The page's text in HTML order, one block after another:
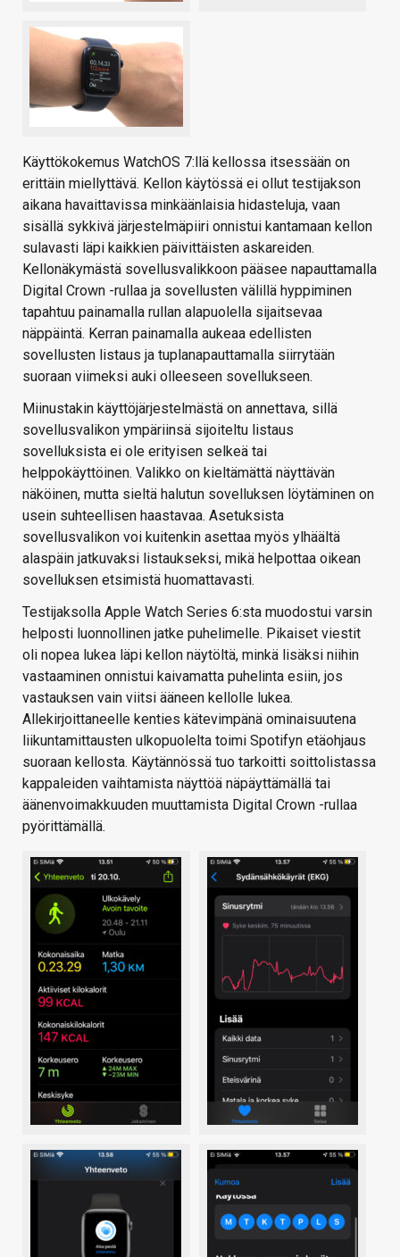
Käyttökokemus WatchOS 7:llä kellossa itsessään on
erittäin miellyttävä. Kellon käytössä ei ollut testijakson
aikana havaittavissa minkäänlaisia hidasteluja, vaan
sisällä sykkivä järjestelmäpiiri onnistui kantamaan kellon
sulavasti läpi kaikkien päivittäisten askareiden.
Kellonäkymästä sovellusvalikkoon pääsee napauttamalla
Digital Crown -rullaa ja sovellusten välillä hyppiminen
tapahtuu painamalla rullan alapuolella sijaitsevaa
näppäintä. Kerran painamalla aukeaa edellisten
sovellusten listaus ja tuplanapauttamalla siirrytään
suoraan viimeksi auki olleeseen sovellukseen.
Miinustakin käyttöjärjestelmästä on annettava, sillä
sovellusvalikon ympäriinsä sijoiteltu listaus
sovelluksista ei ole erityisen selkeä tai
helppokäyttöinen. Valikko on kieltämättä näyttävän
näköinen, mutta sieltä halutun sovelluksen löytäminen on
usein suhteellisen haastavaa. Asetuksista
sovellusvalikon voi kuitenkin asettaa myös ylhäältä
alaspäin jatkuvaksi listaukseksi, mikä helpottaa oikean
sovelluksen etsimistä huomattavasti.
Testijaksolla Apple Watch Series 6:sta muodostui varsin
helposti luonnollinen jatke puhelimelle. Pikaiset viestit
oli nopea lukea läpi kellon näytöltä, minkä lisäksi niihin
vastaaminen onnistui kaivamatta puhelinta esiin, jos
vastauksen vain viitsi ääneen kellolle lukea.
Allekirjoittaneelle kenties kätevimpänä ominaisuutena
liikuntamittausten ulkopuolelta toimi Spotifyn etäohjaus
suoraan kellosta. Käytännössä tuo tarkoitti soittolistassa
kappaleiden vaihtamista näyttöä näpäyttämällä tai
äänenvoimakkuuden muuttamista Digital Crown -rullaa
pyörittämällä.